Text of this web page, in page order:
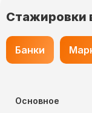
Стажировки
Банки
Основное